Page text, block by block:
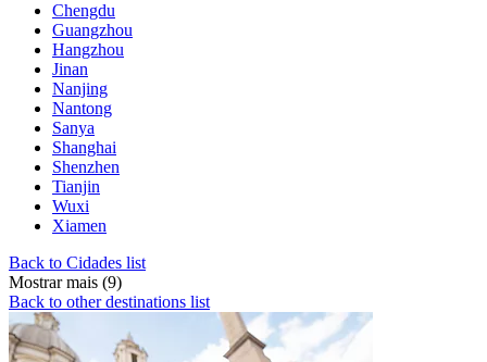
Chengdu
Guangzhou
Hangzhou
Jinan
Nanjing
Nantong
Sanya
Shanghai
Shenzhen
Tianjin
Wuxi
Xiamen
Back to Cidades list
Mostrar mais (9)
Back to other destinations list